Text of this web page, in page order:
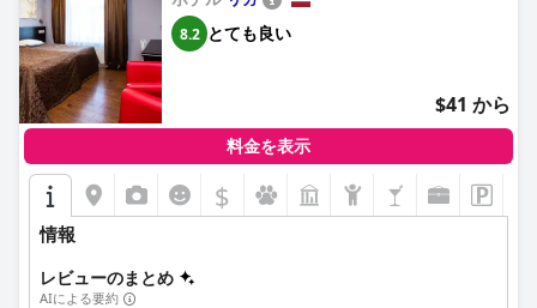
8.2 とても良い
$41 から
料金を表示
$
情報
レビューのまとめ
AIによる要約